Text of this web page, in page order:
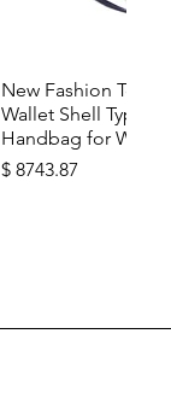
Aperçu
New Fashion Top
Wallet Shell Type
Handbag for Woman
Prix
$ 8743.87